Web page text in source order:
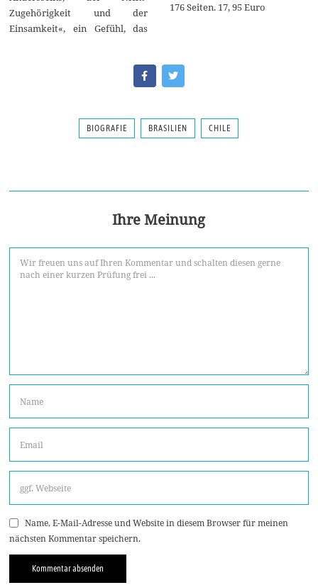
Zugehörigkeit und der
Einsamkeit«, ein Gefühl, das
176 Seiten. 17, 95 Euro
BIOGRAFIE BRASILIEN CHILE
Ihre Meinung
Name, E-Mail-Adresse und Website in diesem Browser für meinen
nächsten Kommentar speichern.